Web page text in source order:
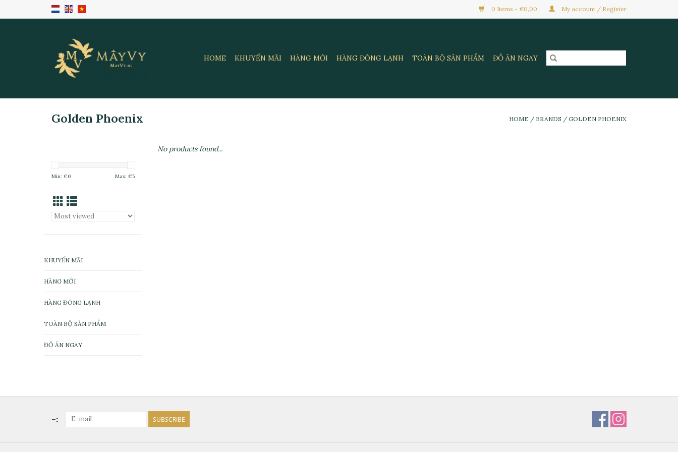
0 Items - €0,00 My account / Register
HOME KHUYẾN MÃI HÀNG MỚI HÀNG ĐÔNG LẠNH TOÀN BỘ SẢN PHẨM ĐỒ ĂN NGAY
Golden Phoenix HOME / BRANDS / GOLDEN PHOENIX
Min: €0 Max: €5
KHUYẾN MÃI
HÀNG MỚI
HÀNG ĐÔNG LẠNH
TOÀN BỘ SẢN PHẨM
ĐỒ ĂN NGAY
No products found...
-: SUBSCRIBE